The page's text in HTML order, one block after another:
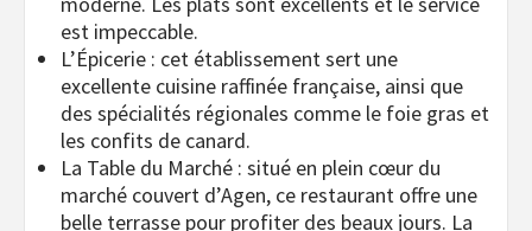
est impeccable.
L’Épicerie : cet établissement sert une
excellente cuisine raffinée française, ainsi que
des spécialités régionales comme le foie gras et
les confits de canard.
La Table du Marché : situé en plein cœur du
marché couvert d’Agen, ce restaurant offre une
belle terrasse pour profiter des beaux jours. La